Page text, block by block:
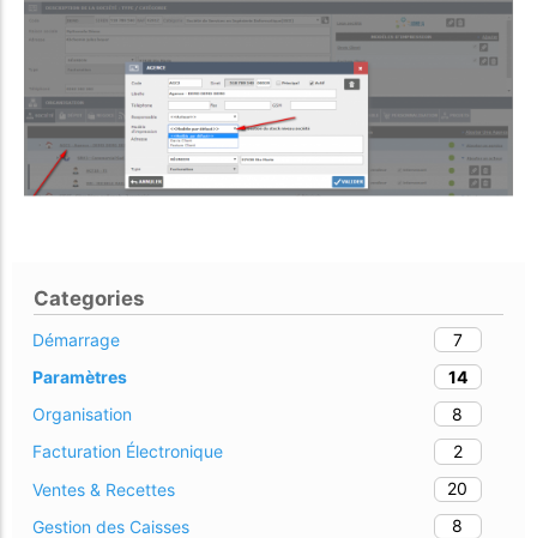
Categories
Démarrage
7
Paramètres
14
Organisation
8
Facturation Électronique
2
Ventes & Recettes
20
Gestion des Caisses
8